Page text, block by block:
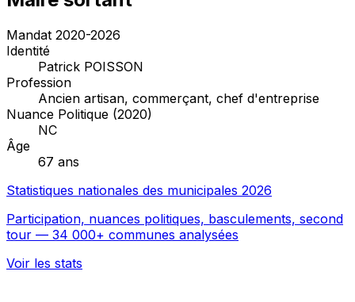
Mandat 2020-2026
Identité
Patrick POISSON
Profession
Ancien artisan, commerçant, chef d'entreprise
Nuance Politique (2020)
NC
Âge
67 ans
Statistiques nationales des municipales 2026
Participation, nuances politiques, basculements, second
tour — 34 000+ communes analysées
Voir les stats